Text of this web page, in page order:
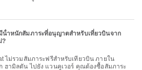
น้ําหนักสัมภาระที่อนุญาตสําหรับเที่ยวบินจาก
?
ฮามิลตัน ไปยัง แวนคูเวอร์ คุณต้องซื้อสัมภาระ